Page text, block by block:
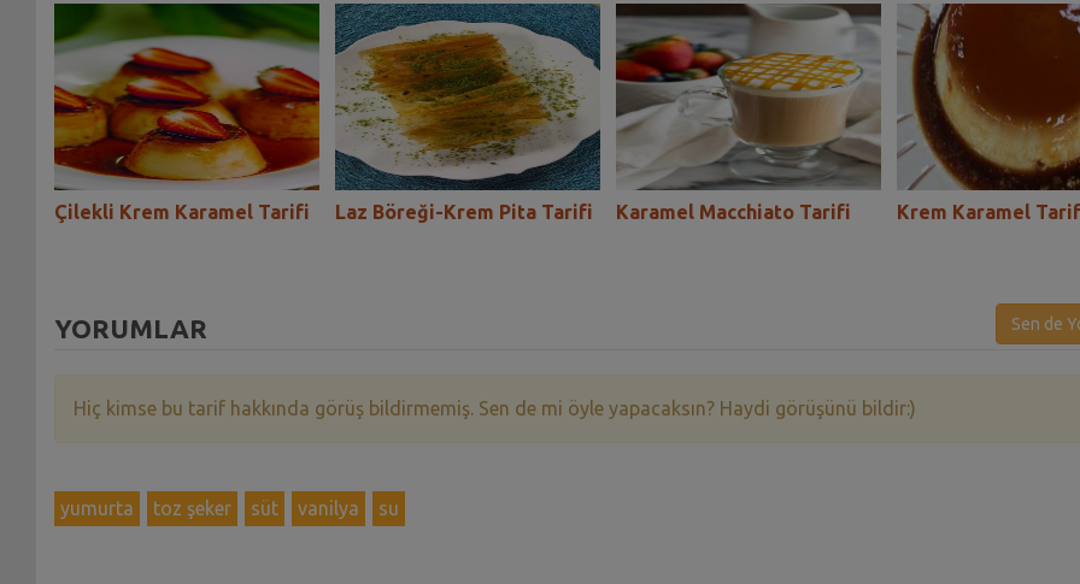
Çilekli Krem Karamel Tarifi Laz Böreği-Krem Pita Tarifi Karamel Macchiato Tarifi Krem Karamel
YORUMLAR Sen de
Hiç kimse bu tarif hakkında görüş bildirmemiş. Sen de mi öyle yapacaksın? Haydi görüşünü bildir:)
yumurta toz şeker süt vanilya su